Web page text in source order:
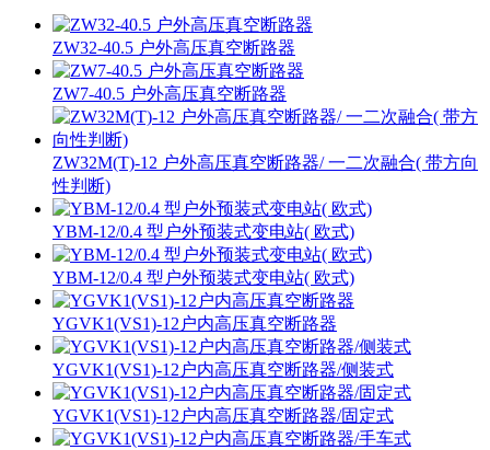
ZW32-40.5 户外高压真空断路器
ZW7-40.5 户外高压真空断路器
ZW32M(T)-12 户外高压真空断路器/ 一二次融合( 带方向
性判断)
YBM-12/0.4 型户外预装式变电站( 欧式)
YBM-12/0.4 型户外预装式变电站( 欧式)
YGVK1(VS1)-12户内高压真空断路器
YGVK1(VS1)-12户内高压真空断路器/侧装式
YGVK1(VS1)-12户内高压真空断路器/固定式